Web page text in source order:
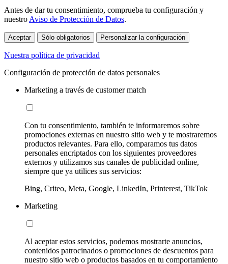
Antes de dar tu consentimiento, comprueba tu configuración y
nuestro Aviso de Protección de Datos.
Aceptar Sólo obligatorios Personalizar la configuración
Nuestra política de privacidad
Configuración de protección de datos personales
Marketing a través de customer match
Con tu consentimiento, también te informaremos sobre
promociones externas en nuestro sitio web y te mostraremos
productos relevantes. Para ello, comparamos tus datos
personales encriptados con los siguientes proveedores
externos y utilizamos sus canales de publicidad online,
siempre que ya utilices sus servicios:
Bing, Criteo, Meta, Google, LinkedIn, Printerest, TikTok
Marketing
Al aceptar estos servicios, podemos mostrarte anuncios,
contenidos patrocinados o promociones de descuentos para
nuestro sitio web o productos basados en tu comportamiento